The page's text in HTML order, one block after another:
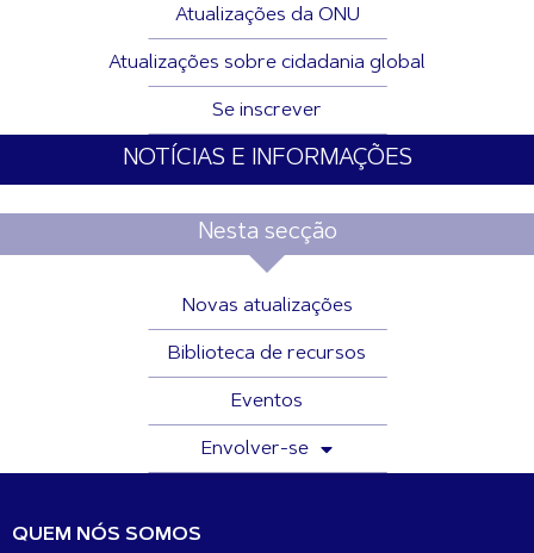
Atualizações da ONU
Atualizações sobre cidadania global
Se inscrever
NOTÍCIAS E INFORMAÇÕES
Nesta secção
Novas atualizações
Biblioteca de recursos
Eventos
Envolver-se
QUEM NÓS SOMOS